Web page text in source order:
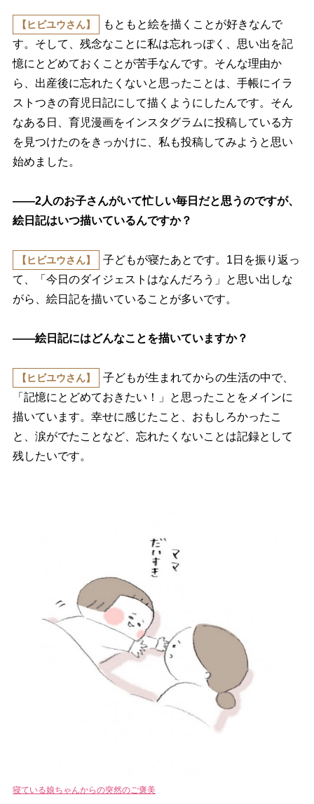
【ヒビユウさん】
もともと絵を描くことが好きなんで
す。そして、残念なことに私は忘れっぽく、思い出を記
憶にとどめておくことが苦手なんです。そんな理由か
ら、出産後に忘れたくないと思ったことは、手帳にイラ
ストつきの育児日記にして描くようにしたんです。そん
なある日、育児漫画をインスタグラムに投稿している方
を見つけたのをきっかけに、私も投稿してみようと思い
始めました。
――2人のお子さんがいて忙しい毎日だと思うのですが、
絵日記はいつ描いているんですか？
【ヒビユウさん】
子どもが寝たあとです。1日を振り返っ
て、「今日のダイジェストはなんだろう」と思い出しな
がら、絵日記を描いていることが多いです。
――絵日記にはどんなことを描いていますか？
【ヒビユウさん】
子どもが生まれてからの生活の中で、
「記憶にとどめておきたい！」と思ったことをメインに
描いています。幸せに感じたこと、おもしろかったこ
と、涙がでたことなど、忘れたくないことは記録として
残したいです。
寝ている娘ちゃんからの突然のご褒美